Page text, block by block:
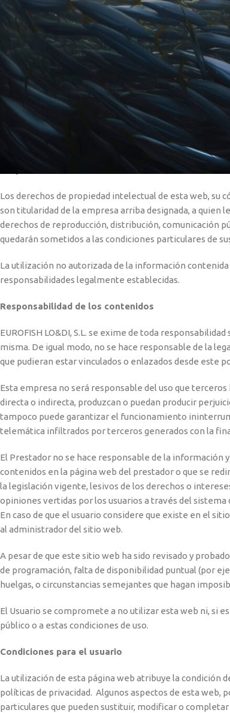
proveedores de servicios y contenidos.
El acceso a este portal le otorga automáticamente la
con sus políticas de privacidad y uso de cookies, así
condiciones aquí referidas, deberá abandonar este sitio
El responsable de este portal web se reserva el
modificando, corrigiendo o eliminando los contenidos
La utilización de determinados servicios implicará así
momento con carácter específico, sustitutivo o
Los derechos de propiedad intelectual de esta web, su
son titularidad de la empresa arriba designada, a quien
derechos de reproducción, distribución, comunicación
quedarán sometidos a las condiciones particulares de
La utilización no autorizada de la información
responsabilidades legalmente establecidas.
Responsabilidad de los contenidos
EUROFISH LO&DI, S.L. se exime de toda
misma. De igual modo, no se hace responsable de la
que pudieran estar vinculados o enlazados desde este
Esta empresa no será responsable del uso que
directa o indirecta, produzcan o puedan producir
tampoco puede garantizar el funcionamiento
telemática infiltrados por terceros generados con la
El Prestador no se hace responsable de la
contenidos en la página web del prestador o que se
la legislación vigente, lesivos de los derechos o
opiniones vertidas por los usuarios a través del
En caso de que el usuario considere que existe en el
al administrador del sitio web.
A pesar de que este sitio web ha sido revisado y
de programación, falta de disponibilidad puntual (por
huelgas, o circunstancias semejantes que hagan
El Usuario se compromete a no utilizar esta web ni, si
público o a estas condiciones de uso.
Condiciones para el usuario
La utilización de esta página web atribuye la condición
políticas de privacidad. Algunos aspectos de esta web,
particulares que pueden sustituir, modificar o